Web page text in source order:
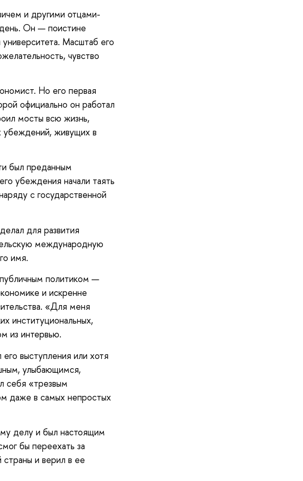
и другими отцами-
Он — поистине
Масштаб его
чувство
Но его первая
официально он работал
мосты всю жизнь,
убеждений, живущих в
был преданным
убеждения начали таять
с государственной
для развития
международную
имя.
политиком —
и искренне
«Для меня
институциональных,
из интервью.
выступления или хотя
улыбающимся,
себя «трезвым
даже в самых непростых
делу и был настоящим
бы переехать за
и верил в ее